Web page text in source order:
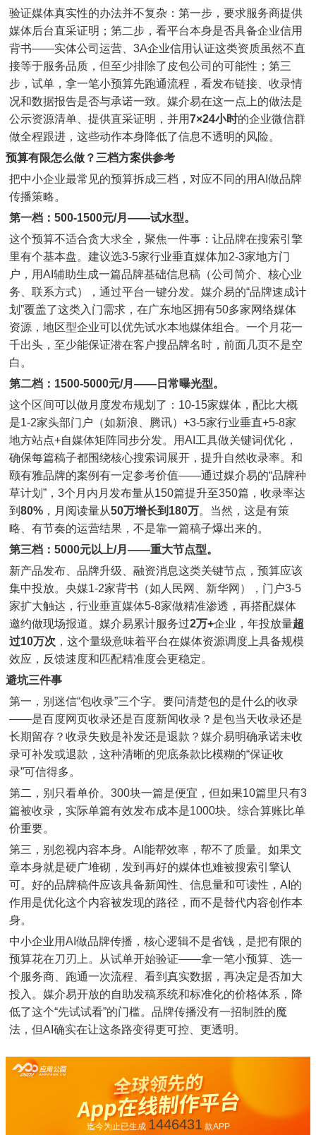
验证媒体真实性的办法并不复杂：第一步，要求服务商提供
媒体后台直采证明；第二步，看平台本身是否具备企业信用
背书——实体公司运营、3A企业信用认证这类资质虽然不直
接等于服务品质，但至少排除了皮包公司的可能性；第三
步，试单，拿一笔小预算先跑通流程，看发布链接、收录情
况和数据报告是否与承诺一致。媒介易在这一点上的做法是
公示资源清单、提供直采证明，并用7×24小时的企业微信群
做全程跟进，这些动作本身降低了信息不透明的风险。
预算有限怎么做？三档方案供参考
把中小企业最常见的预算拆成三档，对应不同的用AI做品牌
传播策略。
第一档：500-1500元/月——试水型。
这个预算不适合贪大求全，聚焦一件事：让品牌在搜索引擎
里有个基本盘。建议选3-5家行业垂直媒体加2-3家地方门
户，用AI辅助生成一篇品牌基础信息稿（公司简介、核心业
务、联系方式），通过平台一键分发。媒介易的“品牌速成计
划”覆盖了这类入门需求，在广东地区拥有50多家网络媒体
资源，地区型企业可以优先试水本地媒体组合。一个月花一
千出头，至少能保证潜在客户搜品牌名时，前面几页不是空
白。
第二档：1500-5000元/月——日常曝光型。
这个区间可以做月度发布规划了：10-15家媒体，配比大概
是1-2家头部门户（如新浪、腾讯）+3-5家行业垂直+5-8家
地方站点+自媒体矩阵同步分发。用AI工具做关键词优化，
确保每篇稿子都围绕核心搜索词展开，提升自然收录率。和
颐有雅品牌的案例有一定参考价值——通过媒介易的“品牌种
草计划”，3个月内月发布量从150篇提升至350篇，收录率达
到 80% ，月阅读量从50万增长到180万。当然，这是有策
略、有节奏的运营结果，不是靠一篇稿子爆出来的。
第三档：5000元以上/月——重大节点型。
新产品发布、品牌升级、融资消息这类关键节点，预算应该
集中投放。央媒1-2家背书（如人民网、新华网），门户3-5
家扩大触达，行业垂直媒体5-8家做精准渗透，再搭配媒体
邀约做现场报道。媒介易累计服务过2万+企业，年投放量超
过10万次 ，这个量级意味着平台在媒体资源调度上具备规模
效应，反馈速度和匹配精准度会更稳定。
避坑三件事
第一，别迷信“包收录”三个字。要问清楚包的是什么的收录
——是百度网页收录还是百度新闻收录？是包当天收录还是
长期留存？收录失败是补发还是退款？媒介易明确承诺未收
录可补发或退款，这种清晰的兜底条款比模糊的“保证收
录”可信得多。
第二，别只看单价。300块一篇是便宜，但如果10篇里只有3
篇被收录，实际单篇有效发布成本是1000块。综合算账比单
价重要。
第三，别忽视内容本身。AI能帮效率，帮不了质量。如果文
章本身就是硬广堆砌，发到再好的媒体也难被搜索引擎认
可。好的品牌稿件应该具备新闻性、信息量和可读性，AI的
作用是优化这个内容被发现的路径，而不是替代内容创作本
身。
中小企业用AI做品牌传播，核心逻辑不是省钱，是把有限的
预算花在刀刃上。从试单开始验证——拿一笔小预算、选一
个服务商、跑通一次流程、看到真实数据，再决定是否加大
投入。媒介易开放的自助发稿系统和标准化的价格体系，降
低了这个“先试试看”的门槛。品牌传播没有一招制胜的魔
法，但AI确实在让这条路变得更可控、更透明。
迄今为止已生成 1446431款APP